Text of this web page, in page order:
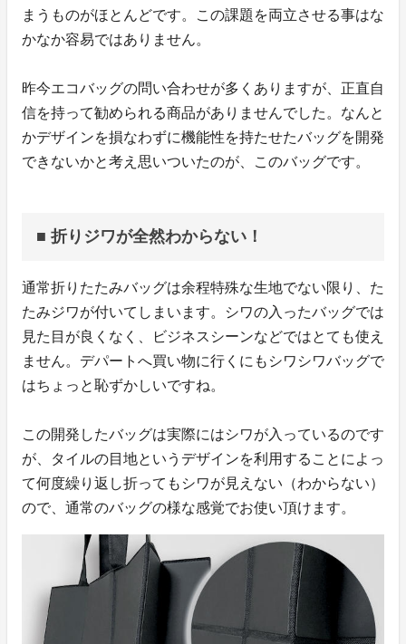
まうものがほとんどです。この課題を両立させる事はな
かなか容易ではありません。
昨今エコバッグの問い合わせが多くありますが、正直自
信を持って勧められる商品がありませんでした。なんと
かデザインを損なわずに機能性を持たせたバッグを開発
できないかと考え思いついたのが、このバッグです。
■ 折りジワが全然わからない！
通常折りたたみバッグは余程特殊な生地でない限り、た
たみジワが付いてしまいます。シワの入ったバッグでは
見た目が良くなく、ビジネスシーンなどではとても使え
ません。デパートへ買い物に行くにもシワシワバッグで
はちょっと恥ずかしいですね。
この開発したバッグは実際にはシワが入っているのです
が、タイルの目地というデザインを利用することによっ
て何度繰り返し折ってもシワが見えない（わからない）
ので、通常のバッグの様な感覚でお使い頂けます。